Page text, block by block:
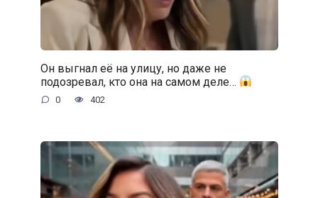
Он выгнал её на улицу, но даже не
подозревал, кто она на самом деле…
0 402